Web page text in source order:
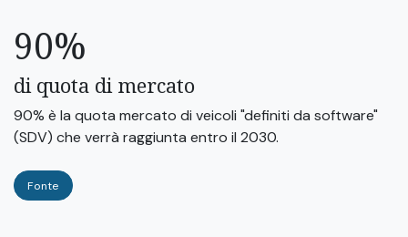
90%
di quota di mercato
90% è la quota mercato di veicoli "definiti da software"
(SDV) che verrà raggiunta entro il 2030.
Fonte